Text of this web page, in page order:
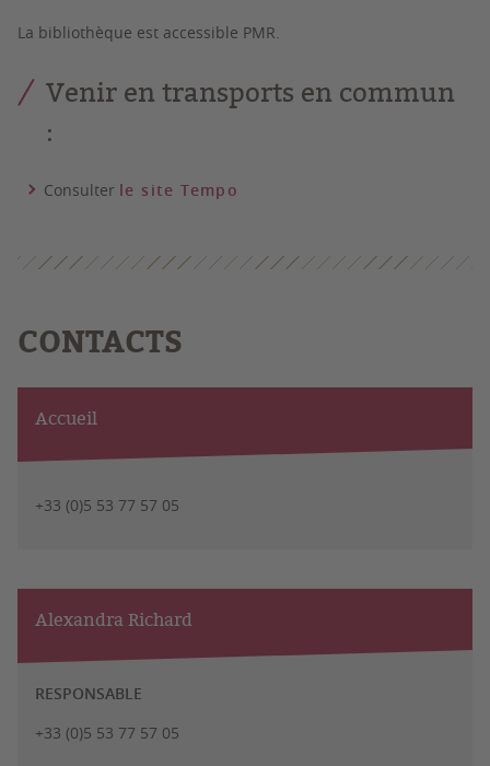
La bibliothèque est accessible PMR.
Venir en transports en commun
:
Consulter le site Tempo
CONTACTS
Accueil
+33 (0)5 53 77 57 05
Alexandra Richard
RESPONSABLE
+33 (0)5 53 77 57 05